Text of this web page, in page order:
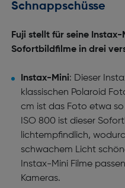
Schnappschüsse
Fuji stellt für seine
Sofortbildfilme in drei
Instax-Mini: Dieser
klassischen Polaroid
cm ist das Foto etwa
ISO 800 ist dieser
lichtempfindlich,
schwachem Licht
Instax-Mini Filme
Kameras.